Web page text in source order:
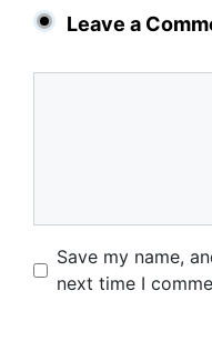
Leave a
Name
Email
Website
Save my name,
next time I